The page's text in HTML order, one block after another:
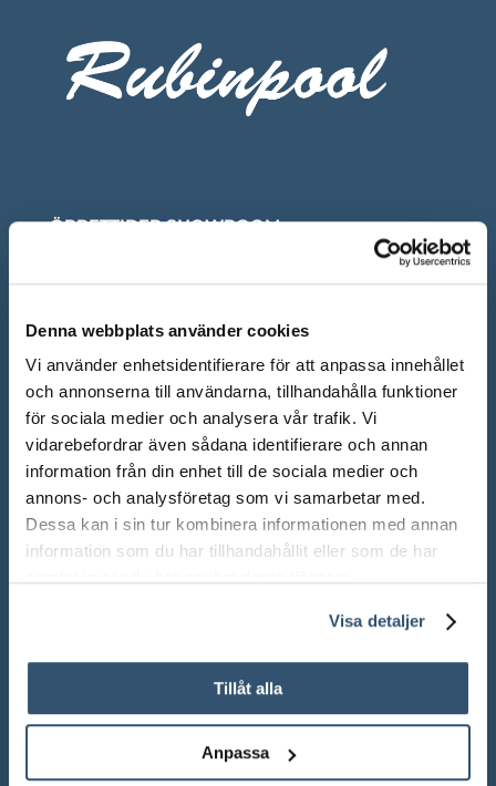
Denna webbplats använder cookies
Vi använder enhetsidentifierare för att anpassa innehållet
och annonserna till användarna, tillhandahålla funktioner
för sociala medier och analysera vår trafik. Vi
vidarebefordrar även sådana identifierare och annan
information från din enhet till de sociala medier och
annons- och analysföretag som vi samarbetar med.
Dessa kan i sin tur kombinera informationen med annan
information som du har tillhandahållit eller som de har
Visa detaljer
Tillåt alla
Anpassa
ÖPPETTIDER SHOWROOM
Sön: Stängt
Röda dagar: Stängt om inget annat anges
Adress: Ådalsvägen 271, 265 90 Åstorp
Telefon: 042 – 22 55 59
TELEFONTIDER
Under våra ordinarie öppettider
LÄNKAR